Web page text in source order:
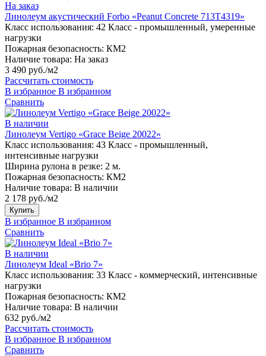
На заказ
Линолеум акустический Forbo «Peanut Concrete 713T4319»
Класс использования: 42 Класс - промышленный, умеренные
нагрузки
Пожарная безопасность: КМ2
Наличие товара: На заказ
3 490 руб./м2
Рассчитать стоимость
В избранное В избранном
Сравнить
В наличии
Линолеум Vertigo «Grace Beige 20022»
Класс использования: 43 Класс - промышленный,
интенсивные нагрузки
Ширина рулона в резке: 2 м.
Пожарная безопасность: КМ2
Наличие товара: В наличии
2 178 руб./м2
Купить
В избранное В избранном
Сравнить
В наличии
Линолеум Ideal «Brio 7»
Класс использования: 33 Класс - коммерческий, интенсивные
нагрузки
Пожарная безопасность: КМ2
Наличие товара: В наличии
632 руб./м2
Рассчитать стоимость
В избранное В избранном
Сравнить